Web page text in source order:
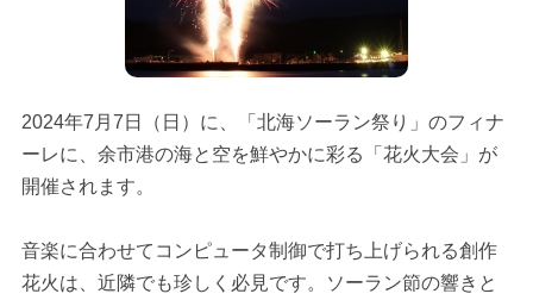
2024年7月7日（日）に、「北海ソーラン祭り」のフィナ
ーレに、余市港の海と空を鮮やかに彩る「花火大会」が
開催されます。
音楽に合わせてコンピュータ制御で打ち上げられる創作
花火は、近隣でも珍しく必見です。ソーラン節の響きと